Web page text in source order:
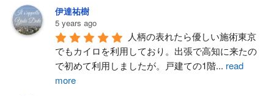
伊達祐樹
5 years ago
人柄の表れたら優しい施術東京
でもカイロを利用しており。出張で高知に来たの
で初めて利用しましたが。戸建ての1階... read
more